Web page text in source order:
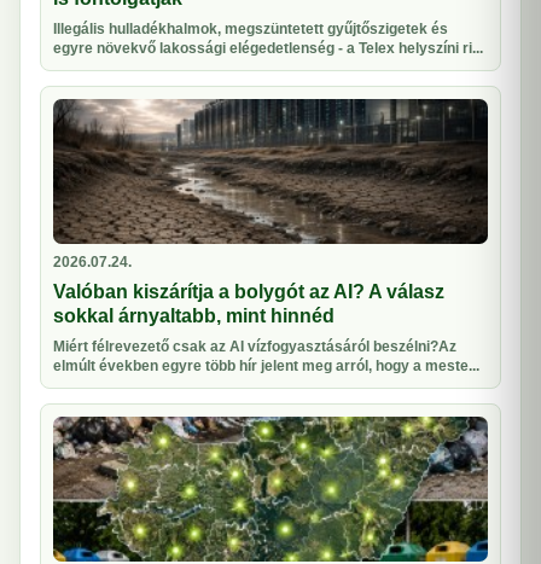
Illegális hulladékhalmok, megszüntetett gyűjtőszigetek és
egyre növekvő lakossági elégedetlenség - a Telex helyszíni ri...
2026.07.24.
Valóban kiszárítja a bolygót az AI? A válasz
sokkal árnyaltabb, mint hinnéd
Miért félrevezető csak az AI vízfogyasztásáról beszélni?Az
elmúlt években egyre több hír jelent meg arról, hogy a meste...